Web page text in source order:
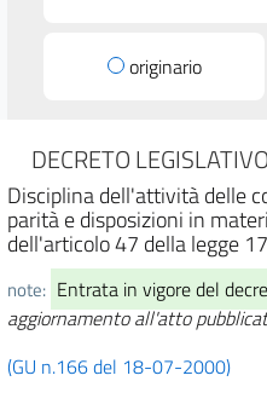
originario
DECRETO
Disciplina dell'attività delle
parità e disposizioni in
dell'articolo 47 della legge
note: Entrata in vigore del
aggiornamento all'atto
(GU n.166 del 18-07-2000)